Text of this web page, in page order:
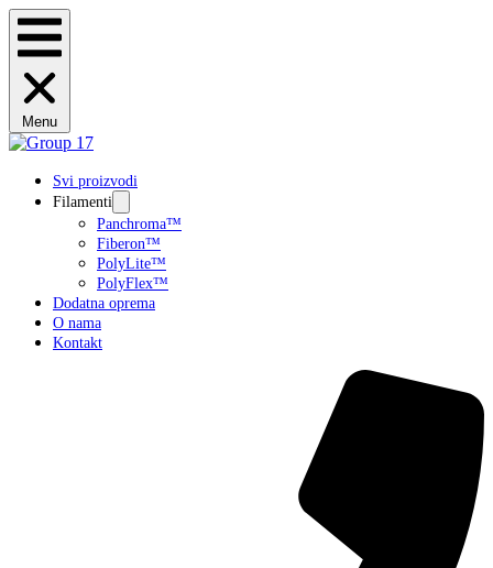
Menu
Svi proizvodi
Filamenti
Panchroma™
Fiberon™
PolyLite™
PolyFlex™
Dodatna oprema
O nama
Kontakt